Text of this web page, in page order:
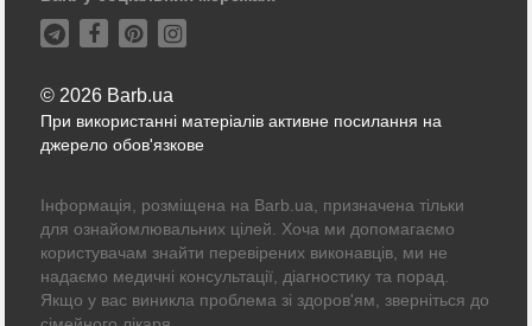
© 2026 Barb.ua
При використанні матеріалів активне посилання на
джерело обов'язкове
Інформація, розміщена на Barb.ua, призначена тільки
для ознайомлювальних цілей. Хоча ми допомагаємо
користувачам знайти перевірених виконавців, ми не
надаємо медичні консультації, діагностику та порад.
Якщо у вас виникла проблема зі здоров'ям, зверніться до